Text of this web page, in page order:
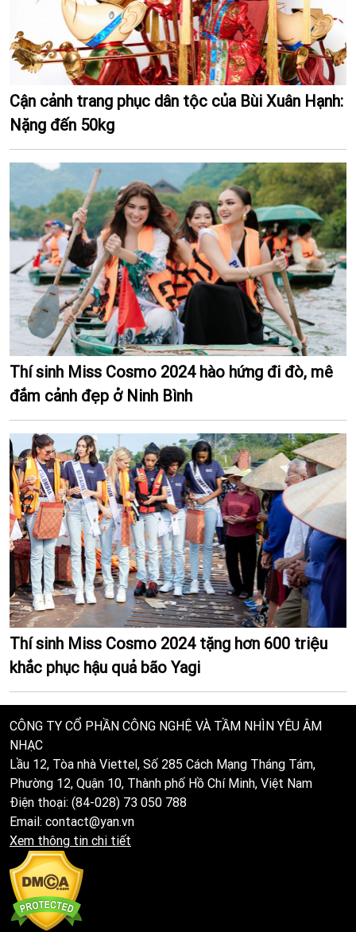
Cận cảnh trang phục dân tộc của Bùi Xuân Hạnh:
Nặng đến 50kg
Thí sinh Miss Cosmo 2024 hào hứng đi đò, mê
đắm cảnh đẹp ở Ninh Bình
Thí sinh Miss Cosmo 2024 tặng hơn 600 triệu
khắc phục hậu quả bão Yagi
CÔNG TY CỔ PHẦN CÔNG NGHỆ VÀ TẦM NHÌN YÊU ÂM
NHẠC
Lầu 12, Tòa nhà Viettel, Số 285 Cách Mạng Tháng Tám,
Phường 12, Quận 10, Thành phố Hồ Chí Minh, Việt Nam
Điện thoại: (84-028) 73 050 788
Email: contact@yan.vn
Xem thông tin chi tiết